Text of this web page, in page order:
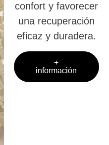
confort y favorecer
una recuperación
eficaz y duradera.
+
información